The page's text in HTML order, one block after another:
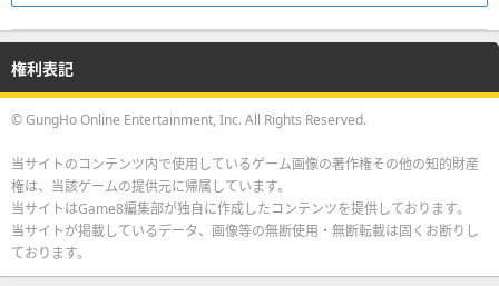
権利表記
© GungHo Online Entertainment, Inc. All Rights Reserved.
当サイトのコンテンツ内で使用しているゲーム画像の著作権その他の知的財産
権は、当該ゲームの提供元に帰属しています。
当サイトはGame8編集部が独自に作成したコンテンツを提供しております。
当サイトが掲載しているデータ、画像等の無断使用・無断転載は固くお断りし
ております。